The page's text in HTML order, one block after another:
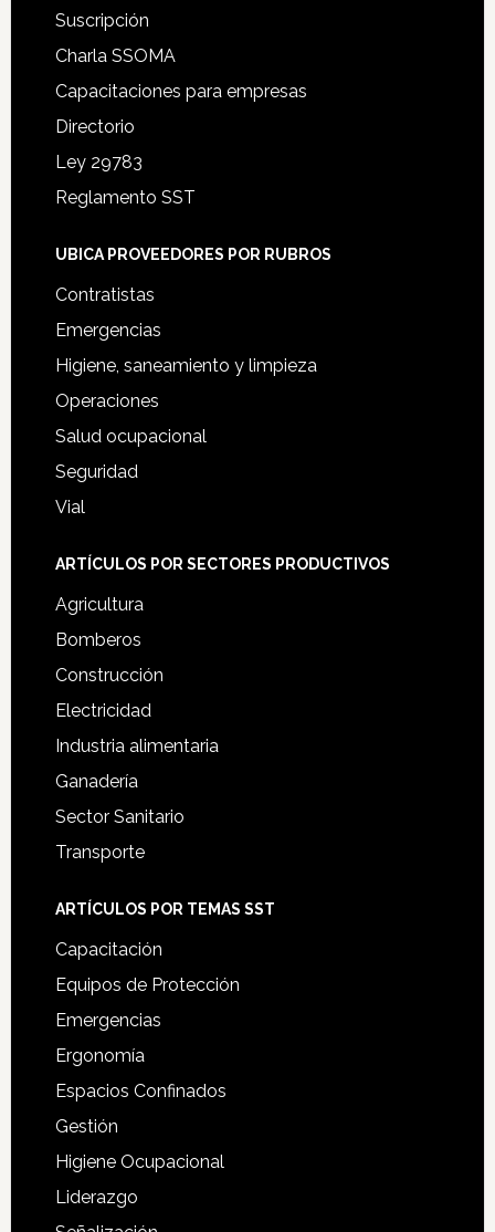
Suscripción
Charla SSOMA
Capacitaciones para empresas
Directorio
Ley 29783
Reglamento SST
UBICA PROVEEDORES POR RUBROS
Contratistas
Emergencias
Higiene, saneamiento y limpieza
Operaciones
Salud ocupacional
Seguridad
Vial
ARTÍCULOS POR SECTORES PRODUCTIVOS
Agricultura
Bomberos
Construcción
Electricidad
Industria alimentaria
Ganadería
Sector Sanitario
Transporte
ARTÍCULOS POR TEMAS SST
Capacitación
Equipos de Protección
Emergencias
Ergonomía
Espacios Confinados
Gestión
Higiene Ocupacional
Liderazgo